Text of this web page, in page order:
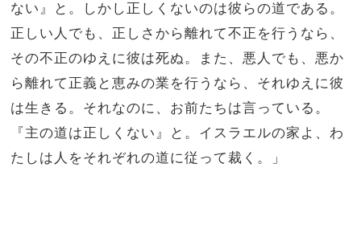
ない』と。しかし正しくないのは彼らの道である。
正しい人でも、正しさから離れて不正を行うなら、
その不正のゆえに彼は死ぬ。また、悪人でも、悪か
ら離れて正義と恵みの業を行うなら、それゆえに彼
は生きる。それなのに、お前たちは言っている。
『主の道は正しくない』と。イスラエルの家よ、わ
たしは人をそれぞれの道に従って裁く。」